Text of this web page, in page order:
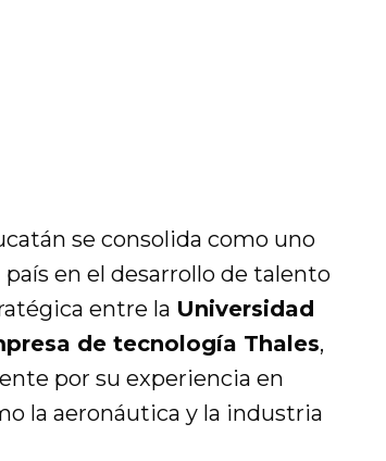
se consolida como uno
en el desarrollo de talento
entre la Universidad
de tecnología Thales,
por su experiencia en
la aeronáutica y la industria